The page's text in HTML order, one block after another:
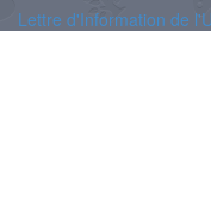
Lettre d'Information de